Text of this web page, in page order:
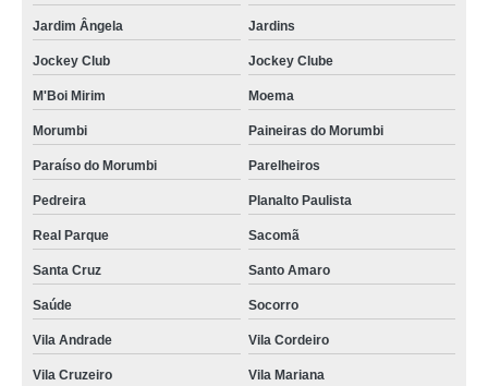
mobiliário técnico para sala de operação preços Indaiatuba
mobiliário técnico para salas de monitoramento preços Cidade Tiradentes
mobiliário técnico elevatória preços Vila Gustavo
mobiliários técnicos para sala de operação São Gonçalo
onde acho mobiliário técnico salas de controle Vila Pompeia
mobiliários técnicos para monitoramento Vila Matilde
mobiliários técnicos com regulagem de altura Água Bonita
onde tem mobiliário técnico noc Bonsucesso
mobiliários técnicos salas de controle Lauzane Paulista
Jardim Ângela Jardins
Jockey Club Jockey Clube
M'Boi Mirim Moema
Morumbi Paineiras do Morumbi
Paraíso do Morumbi Parelheiros
Pedreira Planalto Paulista
Real Parque Sacomã
Santa Cruz Santo Amaro
Saúde Socorro
Vila Andrade Vila Cordeiro
Vila Cruzeiro Vila Mariana